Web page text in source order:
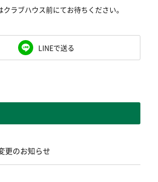
ラブハウス前にてお待ちください。
LINEで送る
更のお知らせ